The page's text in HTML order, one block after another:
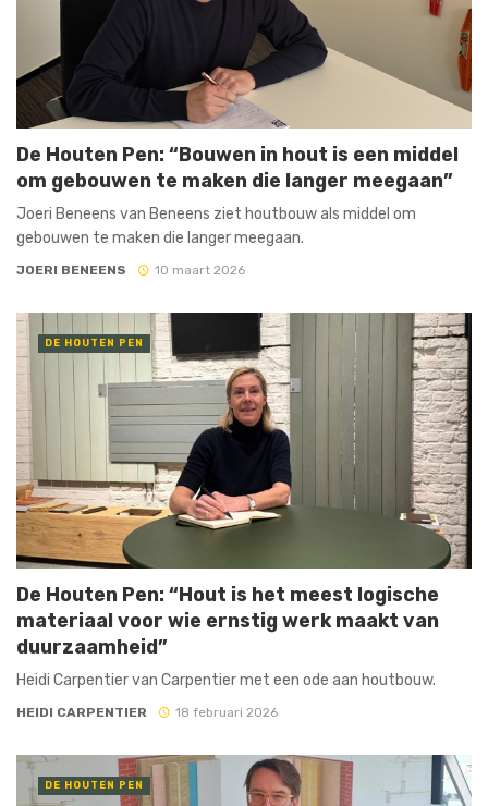
De Houten Pen: “Bouwen in hout is een middel
om gebouwen te maken die langer meegaan”
Joeri Beneens van Beneens ziet houtbouw als middel om
gebouwen te maken die langer meegaan.
JOERI BENEENS 10 maart 2026
DE HOUTEN PEN
De Houten Pen: “Hout is het meest logische
materiaal voor wie ernstig werk maakt van
duurzaamheid”
Heidi Carpentier van Carpentier met een ode aan houtbouw.
HEIDI CARPENTIER 18 februari 2026
DE HOUTEN PEN